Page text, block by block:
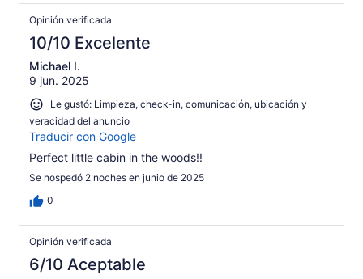
Opinión verificada
10/10 Excelente
Michael I.
9 jun. 2025
Le gustó: Limpieza, check-in, comunicación, ubicación y
veracidad del anuncio
Traducir con Google
Perfect little cabin in the woods!!
Se hospedó 2 noches en junio de 2025
0
Opinión verificada
6/10 Aceptable